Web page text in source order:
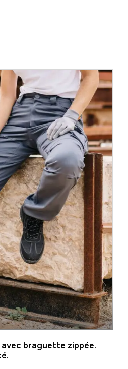
braguette zippée.